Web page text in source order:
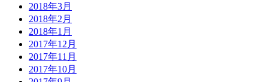
2018年3月
2018年2月
2018年1月
2017年12月
2017年11月
2017年10月